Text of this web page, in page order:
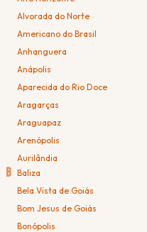
Alvorada do Norte
Americano do Brasil
Anhanguera
Anápolis
Aparecida do Rio Doce
Aragarças
Araguapaz
Arenópolis
Aurilândia
B Baliza
Bela Vista de Goiás
Bom Jesus de Goiás
Bonópolis